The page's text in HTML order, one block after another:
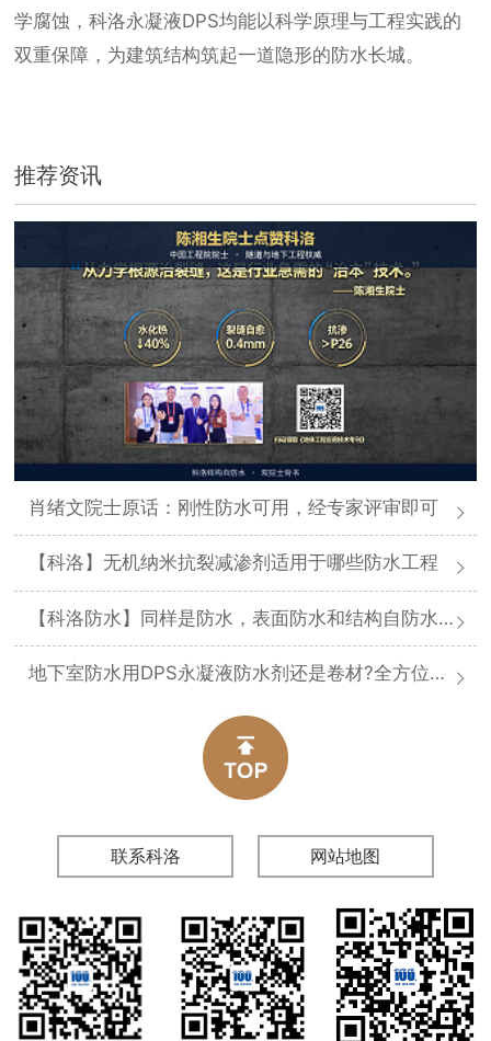
学腐蚀，科洛永凝液DPS均能以科学原理与工程实践的
双重保障，为建筑结构筑起一道隐形的防水长城。
推荐资讯
肖绪文院士原话：刚性防水可用，经专家评审即可
【科洛】无机纳米抗裂减渗剂适用于哪些防水工程
【科洛防水】同样是防水，表面防水和结构自防水差在哪
地下室防水用DPS永凝液防水剂还是卷材?全方位对比分析
联系科洛 网站地图